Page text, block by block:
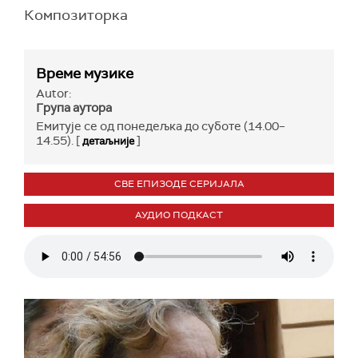
Композиторка
Време музике
Autor:
Група аутора
Емитује се од понедељка до суботе (14.00–
14.55). [детаљније]
СВЕ ЕПИЗОДЕ СЕРИЈАЛА
АУДИО ПОДКАСТ